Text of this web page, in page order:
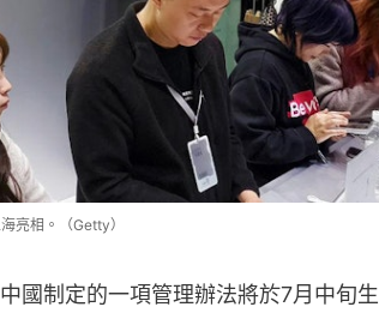
亮相。（Getty）
國制定的一項管理辦法將於7月中旬生